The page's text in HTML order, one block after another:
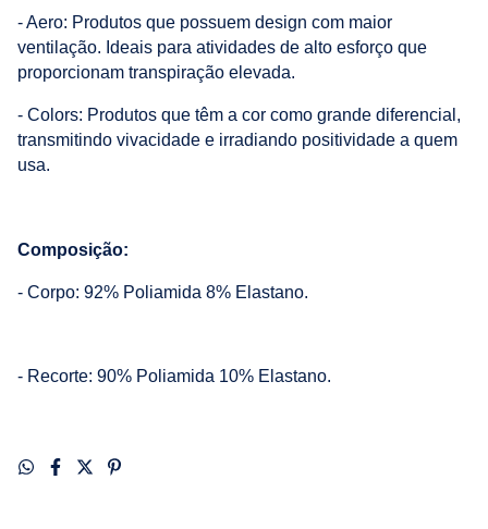
- Aero: Produtos que possuem design com maior
ventilação. Ideais para atividades de alto esforço que
proporcionam transpiração elevada.
- Colors: Produtos que têm a cor como grande diferencial,
transmitindo vivacidade e irradiando positividade a quem
usa.
Composição:
- Corpo: 92% Poliamida 8% Elastano.
- Recorte: 90% Poliamida 10% Elastano.